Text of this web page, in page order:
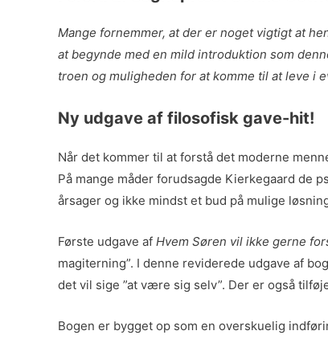
Mange fornemmer, at der er noget vigtigt at
at begynde med en mild introduktion som
troen og muligheden for at komme til at leve i
Ny udgave af filosofisk gave-hit!
Når det kommer til at forstå det moderne
På mange måder forudsagde Kierkegaard de
årsager og ikke mindst et bud på mulige
Første udgave af Hvem Søren vil ikke gerne
magiterning”. I denne reviderede udgave af
det vil sige ”at være sig selv”. Der er også
Bogen er bygget op som en overskuelig